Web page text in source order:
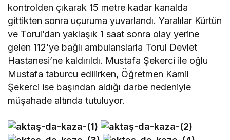
kontrolden çıkarak 15 metre kadar kanalda
gittikten sonra uçuruma yuvarlandı. Yaralılar Kürtün
ve Torul’dan yaklaşık 1 saat sonra olay yerine
gelen 112’ye bağlı ambulanslarla Torul Devlet
Hastanesi’ne kaldırıldı. Mustafa Şekerci ile oğlu
Mustafa taburcu edilirken, Öğretmen Kamil
Şekerci ise başından aldığı darbe nedeniyle
müşahade altında tutuluyor.